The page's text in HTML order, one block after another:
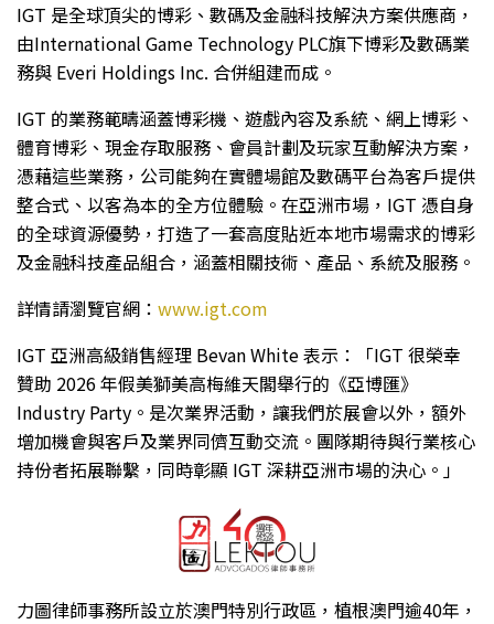
IGT 是全球頂尖的博彩、數碼及金融科技解決方案供應商，
由International Game Technology PLC旗下博彩及數碼業
務與 Everi Holdings Inc. 合併組建而成。
IGT 的業務範疇涵蓋博彩機、遊戲內容及系統、網上博彩、
體育博彩、現金存取服務、會員計劃及玩家互動解決方案，
憑藉這些業務，公司能夠在實體場館及數碼平台為客戶提供
整合式、以客為本的全方位體驗。在亞洲市場，IGT 憑自身
的全球資源優勢，打造了一套高度貼近本地市場需求的博彩
及金融科技產品組合，涵蓋相關技術、產品、系統及服務。
詳情請瀏覽官網： www.igt.com
IGT 亞洲高級銷售經理 Bevan White 表示：「IGT 很榮幸
贊助 2026 年假美獅美高梅維天閣舉行的《亞博匯》
Industry Party。是次業界活動，讓我們於展會以外，額外
增加機會與客戶及業界同儕互動交流。團隊期待與行業核心
持份者拓展聯繫，同時彰顯 IGT 深耕亞洲市場的決心。」
力圖律師事務所設立於澳門特別行政區，植根澳門逾40年，